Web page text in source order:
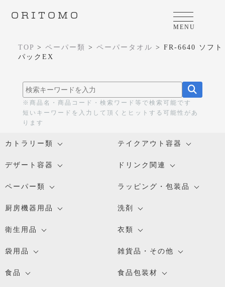
ORITOMO
MENU
TOP > ペーパー類 > ペーパータオル > FR-6640 ソフト
パックEX
※商品名・商品コード・検索ワード等で検索可能です
短いキーワードを入力して頂くとヒットする可能性があ
ります
カトラリー類 テイクアウト容器
デザート容器 ドリンク関連
ペーパー類 ラッピング・包装品
厨房機器用品 洗剤
衛生用品 衣類
袋用品 雑貨品・その他
食品 食品包装材